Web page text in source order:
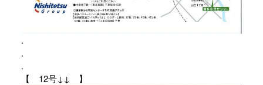
.
.
.
【 12号↓↓ 】